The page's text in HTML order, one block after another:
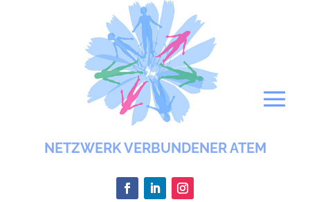
NETZWERK VERBUNDENER ATEM